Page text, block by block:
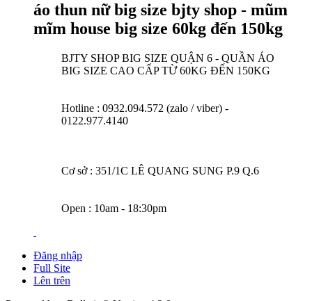
áo thun nữ big size bjty shop - mũm
mĩm house big size 60kg đến 150kg
BJTY SHOP BIG SIZE QUẬN 6 - QUẦN ÁO
BIG SIZE CAO CẤP TỪ 60KG ĐẾN 150KG
Hotline : 0932.094.572 (zalo / viber) -
0122.977.4140
Cơ sở : 351/1C LÊ QUANG SUNG P.9 Q.6
Open : 10am - 18:30pm
Đăng nhập
Full Site
Lên trên